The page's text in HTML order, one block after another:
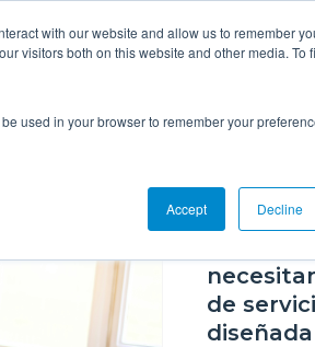
with our website and allow us to remember
visitors both on this website and other media. To
used in your browser to remember your
Accept Decline
Sobre Nosotros Higher Ed
de